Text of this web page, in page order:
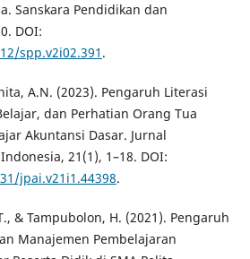
Sanskara Pendidikan dan
DOI:
spp.v2i02.391 .
A.N. (2023). Pengaruh Literasi
dan Perhatian Orang Tua
Akuntansi Dasar. Jurnal
21(1), 1–18. DOI:
jpai.v21i1.44398.
& Tampubolon, H. (2021). Pengaruh
Manajemen Pembelajaran